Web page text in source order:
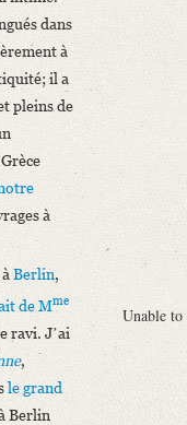
Gérard p. p. le
demande la permission
dans
à
il a
pleins de
à
Berlin,
deMme
ravi. Jʼai
,
le grand
Berlin
Unable